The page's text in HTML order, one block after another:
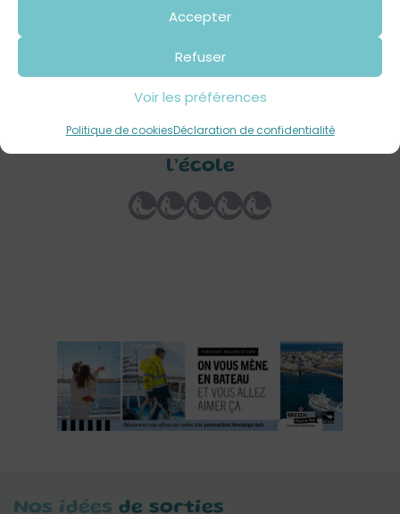
Accepter
Refuser
Voir les préférences
Politique de cookiesDéclaration de confidentialité
Musée départemental de l’école rurale
Votre avis sur
Balade patrimoine : Tregarvan
l’école
Nos idées de sorties